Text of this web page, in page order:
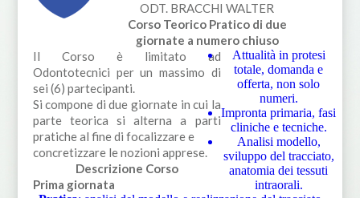
ODT. BRACCHI WALTER
Corso Teorico Pratico di due
giornate a numero chiuso
Il Corso è limitato ad
Odontotecnici per un massimo di
sei (6) partecipanti.
Si compone di due giornate in cui la
parte teorica si alterna a parti
pratiche al fine di focalizzare e
concretizzare le nozioni apprese.
Descrizione Corso
Prima giornata
Attualità in protesi
totale, domanda e
offerta, non solo
numeri.
Impronta primaria, fasi
cliniche e tecniche.
Analisi modello,
sviluppo del tracciato,
anatomia dei tessuti
intraorali.